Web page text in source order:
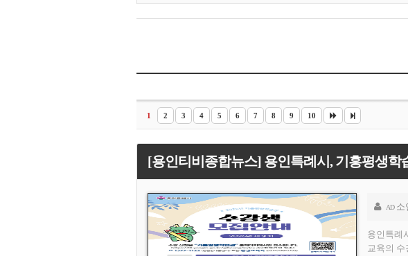
1 2 3 4 5 6 7 8 9 10
[용인티비종합뉴스] 용인특례시, 기흥평생학
AD 소
용인특례
교육의